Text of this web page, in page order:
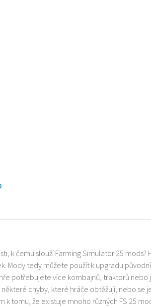
k čemu slouží Farming Simulator 25 mods?
tedy můžete použít k upgradu původní
potřebujete více kombajnů, traktorů nebo
chyby, které hráče obtěžují, nebo se
k tomu, že existuje mnoho různých FS 25